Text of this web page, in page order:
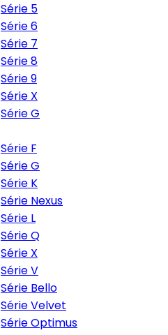
Série 5
Série 6
Série 7
Série 8
Série 9
Série X
Série G
Série F
Série G
Série K
Série Nexus
Série L
Série Q
Série X
Série V
Série Bello
Série Velvet
Série Optimus